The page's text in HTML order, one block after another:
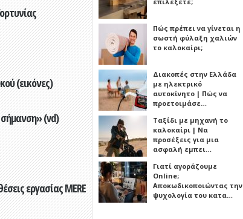
(εικόνες)
(vd)
εργασίας MERE
Πώς πρέπει να γίνεται η
σωστή φύλαξη χαλιών
το καλοκαίρι;
Διακοπές στην Ελλάδα
με ηλεκτρικό
αυτοκίνητο | Πώς να
προετοιμάσε…
Ταξίδι με μηχανή το
καλοκαίρι | Να
προσέξεις για μια
ασφαλή εμπει…
Γιατί αγοράζουμε
Online;
Αποκωδικοποιώντας την
ψυχολογία του κατα…